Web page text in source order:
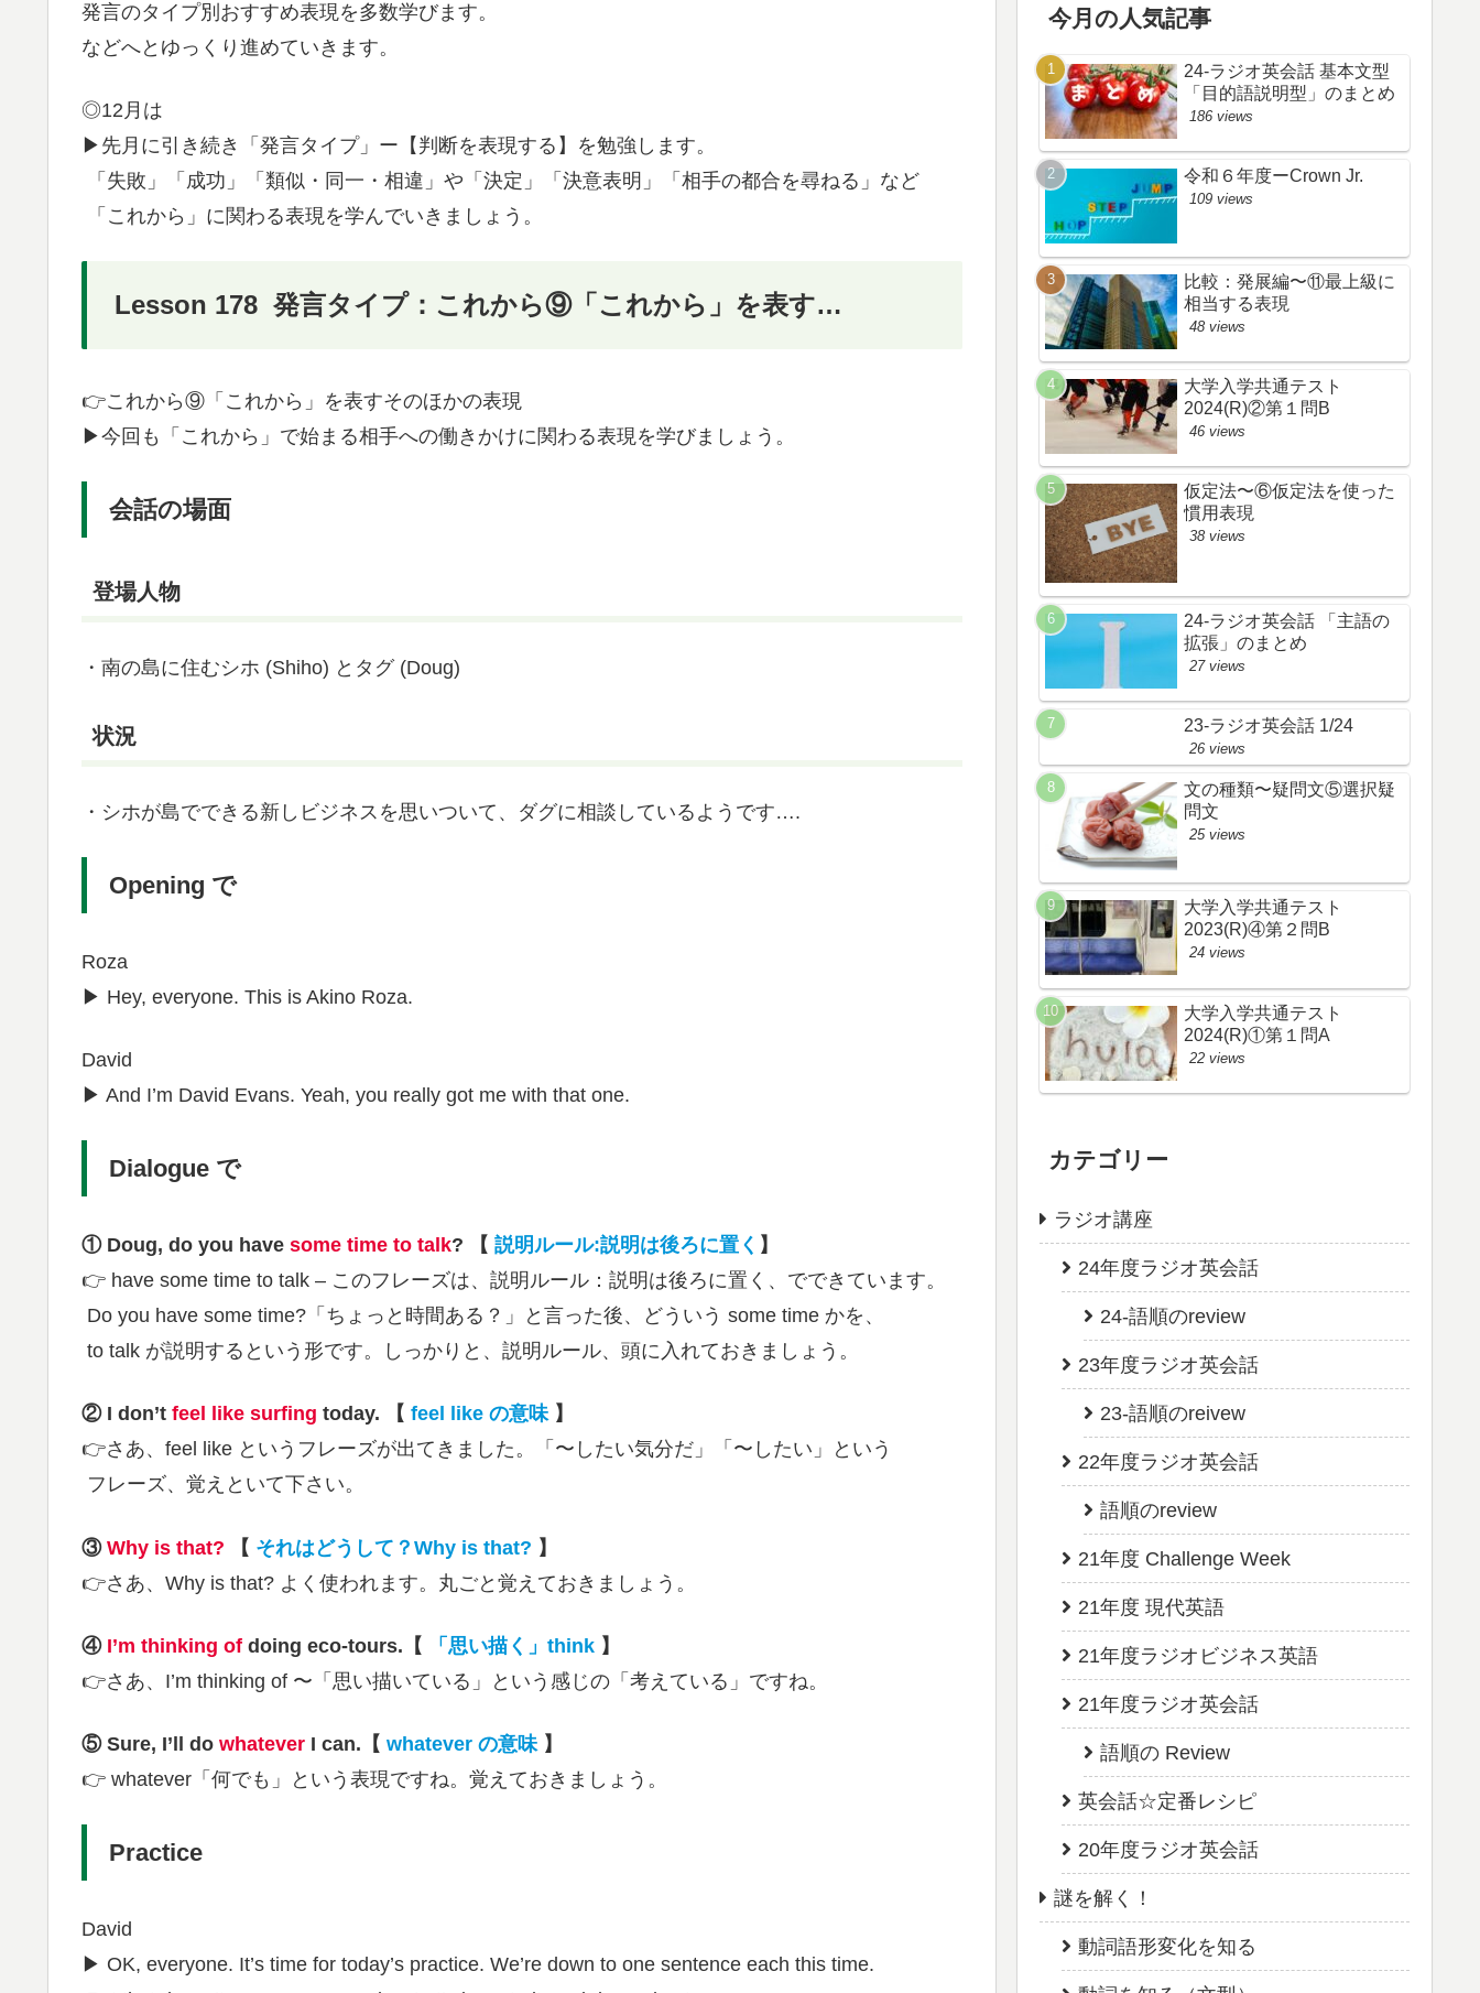
発言のタイプ別おすすめ表現を多数学びます。
などへとゆっくり進めていきます。
◎12月は
▶︎先月に引き続き「発言タイプ」ー【判断を表現する】を勉強します。
「失敗」「成功」「類似・同一・相違」や「決定」「決意表明」「相手の都合を尋ねる」など
「これから」に関わる表現を学んでいきましょう。
Lesson 178 発言タイプ：これから⑨「これから」を表す…
👉これから⑨「これから」を表すそのほかの表現
▶︎今回も「これから」で始まる相手への働きかけに関わる表現を学びましょう。
会話の場面
登場人物
・南の島に住むシホ (Shiho) とタグ (Doug)
状況
・シホが島でできる新しビジネスを思いついて、ダグに相談しているようです….
Opening で
Roza
▶︎ Hey, everyone. This is Akino Roza.
David
▶︎ And I’m David Evans. Yeah, you really got me with that one.
Dialogue で
① Doug, do you have some time to talk? 【 説明ルール:説明は後ろに置く 】
👉 have some time to talk – このフレーズは、説明ルール：説明は後ろに置く、でできています。
Do you have some time?「ちょっと時間ある？」と言った後、どういう some time かを、
to talk が説明するという形です。しっかりと、説明ルール、頭に入れておきましょう。
② I don’t feel like surfing today. 【 feel like の意味】
👉さあ、feel like というフレーズが出てきました。「〜したい気分だ」「〜したい」という
フレーズ、覚えといて下さい。
③ Why is that? 【 それはどうして？Why is that? 】
👉さあ、Why is that? よく使われます。丸ごと覚えておきましょう。
④ I’m thinking of doing eco-tours. 【 「思い描く」think 】
👉さあ、I’m thinking of 〜「思い描いている」という感じの「考えている」ですね。
⑤ Sure, I’ll do whatever I can.【 whatever の意味 】
👉 whatever「何でも」という表現ですね。覚えておきましょう。
Practice
David
▶︎ OK, everyone. It’s time for today’s practice. We’re down to one sentence each this time.
今月の人気記事
24-ラジオ英会話 基本文型
「目的語説明型」のまとめ
186 views
令和６年度ーCrown Jr.
109 views
比較：発展編〜⑪最上級に
相当する表現
48 views
大学入学共通テスト
2024(R)②第１問B
46 views
仮定法〜⑥仮定法を使った
慣用表現
38 views
24-ラジオ英会話 「主語の
拡張」のまとめ
27 views
23-ラジオ英会話 1/24
26 views
文の種類〜疑問文⑤選択疑
問文
25 views
大学入学共通テスト
2023(R)④第２問B
24 views
大学入学共通テスト
2024(R)①第１問A
22 views
カテゴリー
ラジオ講座
24年度ラジオ英会話
24-語順のreview
23年度ラジオ英会話
23-語順のreivew
22年度ラジオ英会話
語順のreview
21年度 Challenge Week
21年度 現代英語
21年度ラジオビジネス英語
21年度ラジオ英会話
語順の Review
英会話☆定番レシピ
20年度ラジオ英会話
謎を解く！
動詞語形変化を知る